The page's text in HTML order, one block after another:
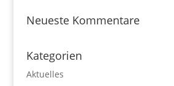
Neueste Kommentare
Kategorien
Aktuelles